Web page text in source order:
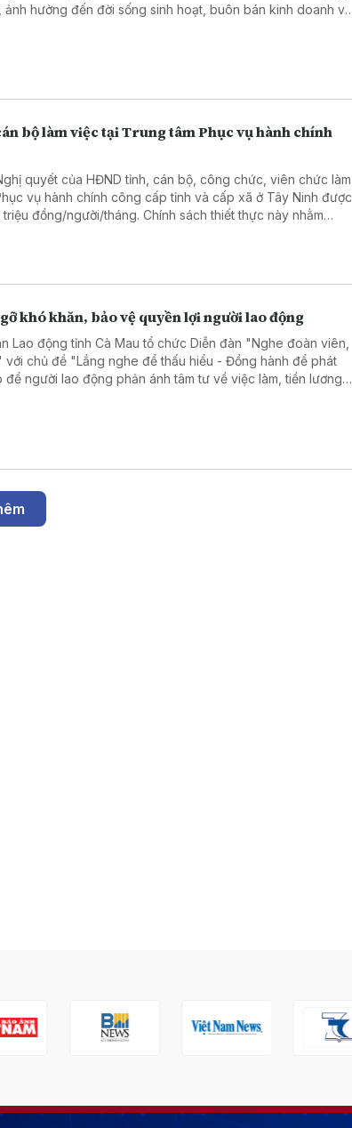
ảnh hưởng đến đời sống sinh hoạt, buôn bán kinh doanh và
bộ làm việc tại Trung tâm Phục vụ hành chính
quyết của HĐND tỉnh, cán bộ, công chức, viên chức làm
vụ hành chính công cấp tỉnh và cấp xã ở Tây Ninh được
đồng/người/tháng. Chính sách thiết thực này nhằm
khó khăn, bảo vệ quyền lợi người lao động
Lao động tỉnh Cà Mau tổ chức Diễn đàn "Nghe đoàn viên,
chủ đề "Lắng nghe để thấu hiểu - Đồng hành để phát
để người lao động phản ánh tâm tư về việc làm, tiền lương